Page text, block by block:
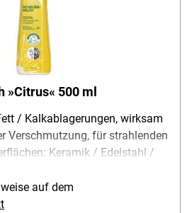
»Citrus« 500 ml
/ Kalkablagerungen, wirksam
Verschmutzung, für strahlenden
Keramik / Edelstahl /
auf Flächen mit
die Oberflächen,
auf dem